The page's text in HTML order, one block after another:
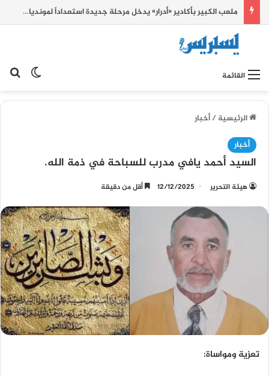
ملعب الكبير بأكادير «أدرار» يدخل مرحلة جديدة استعداداً لمونديال 2030 ويرفع سقف التحدي
القائمة
الرئيسية/أخبار
أخبار
السيد أحمد يافي مدرب للسباحة في ذمة الله.
هيئة التحرير 12/12/2025 أقل من دقيقة
تعزية ومواساة: